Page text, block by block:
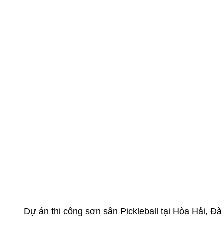
Dự án thi công sơn sân Pickleball tại Hòa Hải,